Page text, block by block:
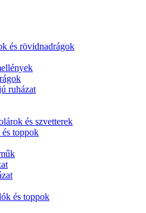
és rövidnadrágok
ruházat
és szvetterek
toppok
és toppok